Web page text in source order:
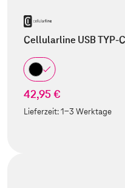
Cellularline USB TYP-
42,95 €
Lieferzeit:1-3 Werktage